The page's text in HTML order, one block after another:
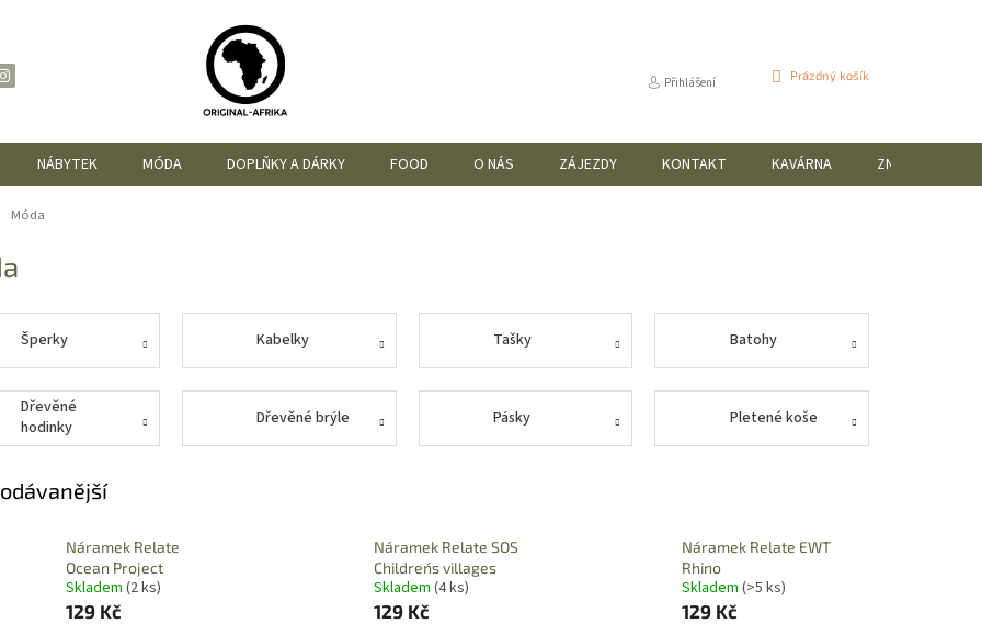
Přihlášení
NÁKUPNÍ
Prázdný košík
NÁBYTEK MÓDA DOPLŇKY A DÁRKY FOOD O NÁS ZÁJEZDY KONTAKT KAVÁRNA ZNAČKY
Móda
Šperky Kabelky Tašky Batohy
Dřevěné
hodinky
Dřevěné brýle Pásky Pletené koše
Náramek Relate
Ocean Project
Skladem (2 ks)
129 Kč
Náramek Relate SOS
Children´s villages
Skladem (4 ks)
129 Kč
Náramek Relate EWT
Rhino
Skladem (>5 ks)
129 Kč